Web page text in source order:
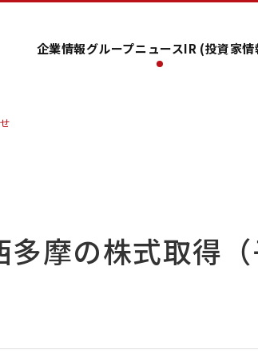
企業情報グループニュースIR (投資家情
摩の株式取得